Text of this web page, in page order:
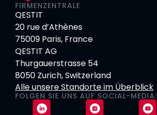
FIRMENZENTRALE
QESTIT
20 rue d’Athènes
75009 Paris, France
QESTIT AG
Thurgauerstrasse 54
8050 Zurich, Switzerland
Alle unsere Standorte im Überblick
FOLGEN SIE UNS AUF SOCIAL-MEDIA: